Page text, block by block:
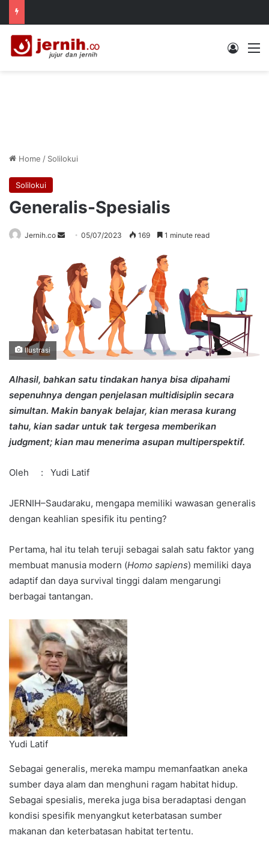
Log In
Home / Solilokui
Solilokui
Generalis-Spesialis
Jernih.co
Send
email
05/07/2023 169 1 minute read
Ilustrasi
Alhasil, bahkan satu tindakan hanya bisa dipahami
sepenuhnya dengan penjelasan multidisiplin secara
simultan. Makin banyak belajar, kian merasa kurang
tahu, kian sadar untuk tak tergesa memberikan
judgment; kian mau menerima asupan multiperspektif.
Oleh : Yudi Latif
JERNIH–Saudaraku, mengapa memiliki wawasan generalis
dengan keahlian spesifik itu penting?
Pertama, hal itu telah teruji sebagai salah satu faktor yang
membuat manusia modern (Homo sapiens) memiliki daya
adaptif dan daya survival tinggi dalam mengarungi
berbagai tantangan.
Yudi Latif
Sebagai generalis, mereka mampu memanfaatkan aneka
sumber daya alam dan menghuni ragam habitat hidup.
Sebagai spesialis, mereka juga bisa beradaptasi dengan
kondisi spesifik menyangkut keterbatasan sumber
makanan dan keterbatasan habitat tertentu.